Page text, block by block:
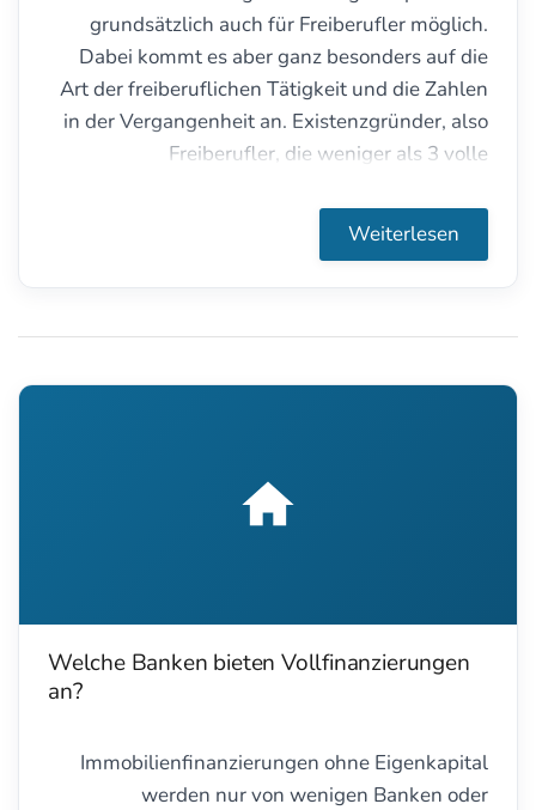
grundsätzlich auch für Freiberufler möglich.
Dabei kommt es aber ganz besonders auf die
Art der freiberuflichen Tätigkeit und die Zahlen
in der Vergangenheit an. Existenzgründer, also
Freiberufler, die weniger als 3 volle
beispielsweise kaum eine Chance. Einzige
Ausnahme: Ärzte (Human- und Zahnmedizin).
Weiterlesen
Welche Banken bieten Vollfinanzierungen
an?
Immobilienfinanzierungen ohne Eigenkapital
werden nur von wenigen Banken oder